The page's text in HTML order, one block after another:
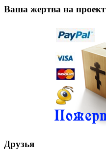
Ваша жертва на проект
Друзья